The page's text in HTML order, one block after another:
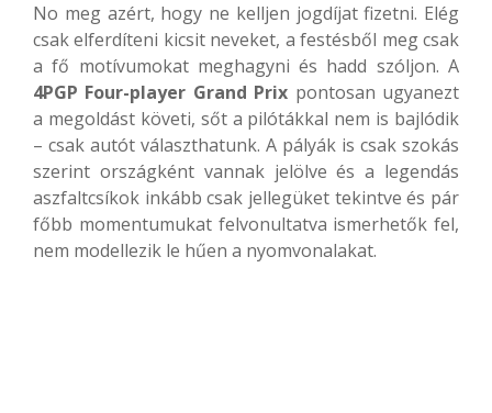
No meg azért, hogy ne kelljen jogdíjat fizetni. Elég
csak elferdíteni kicsit neveket, a festésből meg csak
a fő motívumokat meghagyni és hadd szóljon. A
4PGP Four-player Grand Prix pontosan ugyanezt
a megoldást követi, sőt a pilótákkal nem is bajlódik
– csak autót választhatunk. A pályák is csak szokás
szerint országként vannak jelölve és a legendás
aszfaltcsíkok inkább csak jellegüket tekintve és pár
főbb momentumukat felvonultatva ismerhetők fel,
nem modellezik le hűen a nyomvonalakat.